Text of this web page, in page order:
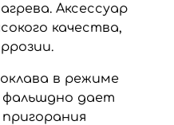
Аксессуар
качества,
в режиме
дает